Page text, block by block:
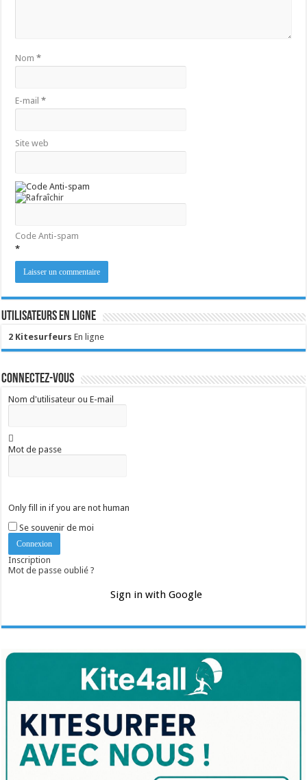
Nom*
E-mail*
Site web
Code Anti-spam
*
Utilisateurs en ligne
2 Kitesurfeurs En ligne
Connectez-vous
Nom d'utilisateur ou E-mail
Mot de passe
Only fill in if you are not human
Se souvenir de moi
Inscription
Mot de passe oublié ?
Sign in with Google